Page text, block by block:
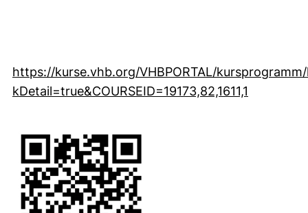
https://kurse.vhb.org/VHBPORTAL/
kDetail=true&COURSEID=19173,82,1611,1